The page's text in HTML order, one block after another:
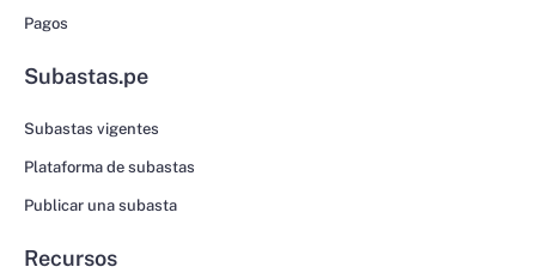
Pagos
Subastas.pe
Subastas vigentes
Plataforma de subastas
Publicar una subasta
Recursos